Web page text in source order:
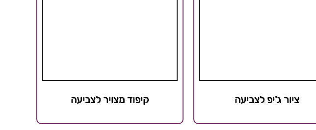
ציור ג'יפ לצביעה קיפוד מצויר לצביעה